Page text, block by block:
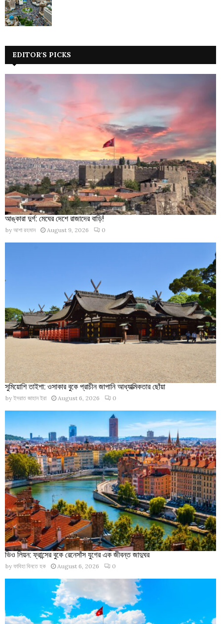
EDITOR'S PICKS
আঙ্কারা দুর্গ: মেঘের দেশে রাজাদের বাড়ি!
by আশা রহমান August 9, 2026 0
সুমিয়োশি তাইশা: ওসাকার বুকে প্রাচীন জাপানি আধ্যাত্মিকতার ছোঁয়া
by ইসরাত জাহান ইরা August 6, 2026 0
ভিও লিয়ন: ফ্রান্সের বুকে রেনেসাঁস যুগের এক জীবন্ত জাদুঘর
by ফাবিহা বিনতে হক August 6, 2026 0